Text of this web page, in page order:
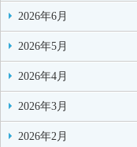
2026年6月
2026年5月
2026年4月
2026年3月
2026年2月